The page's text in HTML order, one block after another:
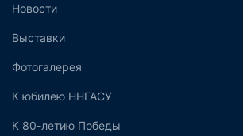
Новости
Выставки
Фотогалерея
К юбилею ННГАСУ
К 80-летию Победы